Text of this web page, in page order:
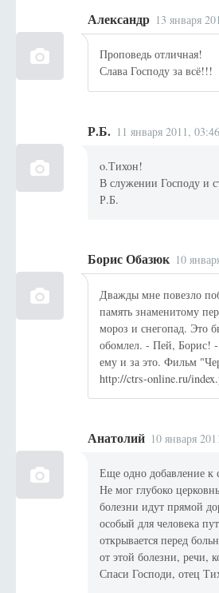
Александр 13 января
Проповедь отличная!
Слава Господу за всё!!!
Р.Б. 11 января 2011, 03:46
o.Тихон!
В служении Господу и
Р.Б.
Борис Обазюк 10
Дважды мне повезло
память знаменитому
мороз и снегопад. Это
обомлел. - Пей, Борис!
ему и за это. Фильм
http://ctrs-online.ru/
Анатолий 10 января
Еще одно добавление к
Не мог глубоко
болезни идут прямой
особый для человека
открывается перед
от этой болезни, речи,
Спаси Господи, отец